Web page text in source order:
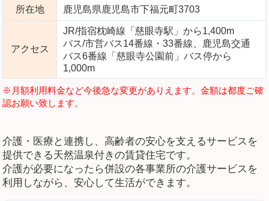
所在地 鹿児島県鹿児島市下福元町3703
アクセス
JR/指宿枕崎線「慈眼寺駅」から1,400m
バス/市営バス14番線・33番線、鹿児島交通
バス6番線「慈眼寺公園前」バス停から
1,000m
※月額利用料金など今後急な変更がありえます。金額は都度ご確
認お願い致します。
介護・医療と連携し、高齢者の安心を支えるサービスを
提供できる天然温泉付きの賃貸住宅です。
介護が必要になったら併設の各事業所の介護サービスを
利用しながら、安心して生活ができます。